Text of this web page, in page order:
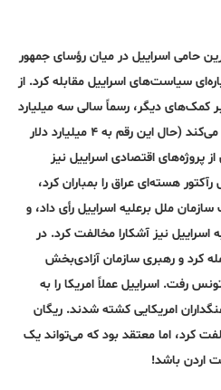
قطعاً بزرگ‌ترین حامی اسراییل در میان رؤسای جمهور
سیاست‌های اسراییل مقابله کرد. از
کمک‌های دیگر، رسماً سالی سه میلیارد
دلار کمک از امریکا دریافت کرده و می‌کند (حال این رقم به ۴ میلیارد دلار
پروژه‌های اقتصادی اسراییل نیز
هسته‌ای عراق را بمباران کرد،
ملل برعلیه اسراییل رأی داد، و
نیز آشکارا مخالفت کرد. در
کرد و رهبری سازمان آزادی‌بخش
رفت. اسراییل عملاً امریکا را به
امریکایی کشته شدند. ریگان
کرد، اما معتقد بود که می‌تواند یک
اردن باشد!